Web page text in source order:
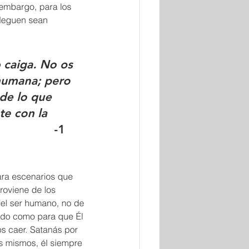
para los
sean
caiga. No os
pero
lo que
con la
-1
escenarios que
de los
ser humano, no de
como para que Él
caer. Satanás por
mismos, él siempre